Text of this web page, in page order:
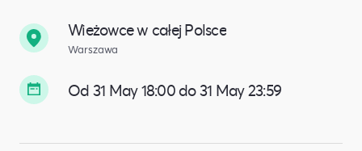
Wieżowce w całej Polsce
Warszawa
Od 31 May 18:00 do 31 May 23:59